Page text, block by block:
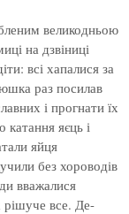
великодньою
на дзвіниці
всі хапалися за
раз посилав
і прогнати їх
катання яєць і
яйця
без хороводів
вважалися
рішуче все. Де-